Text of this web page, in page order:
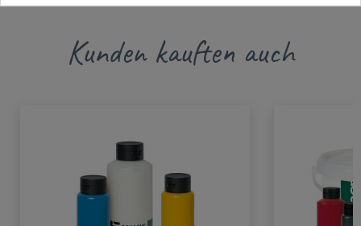
Kunden kauften auch